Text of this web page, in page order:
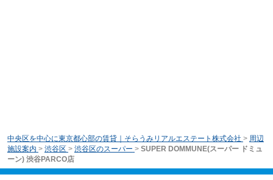
中央区を中心に東京都心部の賃貸｜そらうみリアルエステート株式会社 > 周辺
施設案内 > 渋谷区 > 渋谷区のスーパー > SUPER DOMMUNE(スーパー ドミュ
ーン) 渋谷PARCO店